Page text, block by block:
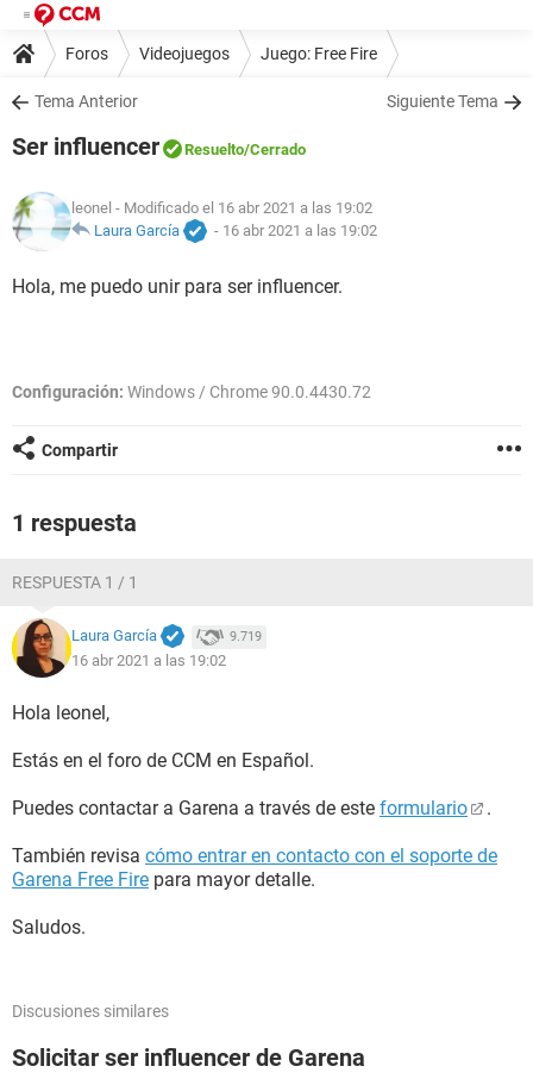
Foros Videojuegos Juego: Free Fire
Tema Anterior Siguiente Tema
Ser influencer Resuelto/Cerrado
leonel - Modificado el 16 abr 2021 a las 19:02
Laura García
- 16 abr 2021 a las 19:02
Hola, me puedo unir para ser influencer.
Configuración: Windows / Chrome 90.0.4430.72
Compartir
1 respuesta
RESPUESTA 1 / 1
Laura García 9.719
16 abr 2021 a las 19:02
Hola leonel,
Estás en el foro de CCM en Español.
Puedes contactar a Garena a través de este formulario .
También revisa cómo entrar en contacto con el soporte de
Garena Free Fire para mayor detalle.
Saludos.
Discusiones similares
Solicitar ser influencer de Garena